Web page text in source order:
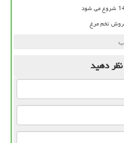
تخم مرغ
نظر دهید